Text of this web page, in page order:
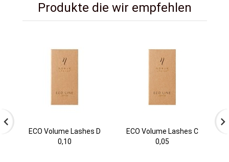
Produkte die wir empfehlen
ECO Volume Lashes D
0,10
ECO Volume Lashes C
0,05